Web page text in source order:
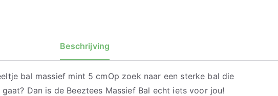
Beschrijving
bal massief mint 5 cmOp zoek naar een sterke bal die
Dan is de Beeztees Massief Bal echt iets voor jou!